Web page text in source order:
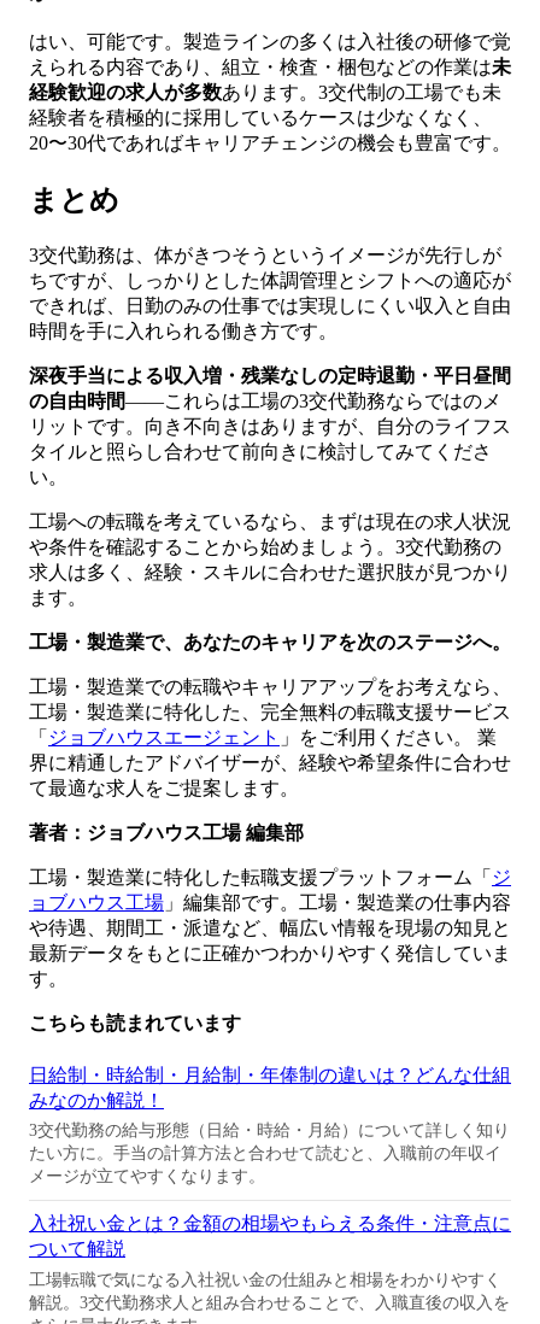
はい、可能です。製造ラインの多くは入社後の研修で覚
えられる内容であり、組立・検査・梱包などの作業は未
経験歓迎の求人が多数あります。3交代制の工場でも未
経験者を積極的に採用しているケースは少なくなく、
20〜30代であればキャリアチェンジの機会も豊富です。
まとめ
3交代勤務は、体がきつそうというイメージが先行しが
ちですが、しっかりとした体調管理とシフトへの適応が
できれば、日勤のみの仕事では実現しにくい収入と自由
時間を手に入れられる働き方です。
深夜手当による収入増・残業なしの定時退勤・平日昼間
の自由時間——これらは工場の3交代勤務ならではのメ
リットです。向き不向きはありますが、自分のライフス
タイルと照らし合わせて前向きに検討してみてくださ
い。
工場への転職を考えているなら、まずは現在の求人状況
や条件を確認することから始めましょう。3交代勤務の
求人は多く、経験・スキルに合わせた選択肢が見つかり
ます。
工場・製造業で、あなたのキャリアを次のステージへ。
工場・製造業での転職やキャリアアップをお考えなら、
工場・製造業に特化した、完全無料の転職支援サービス
「 ジョブハウスエージェント 」をご利用ください。 業
界に精通したアドバイザーが、経験や希望条件に合わせ
て最適な求人をご提案します。
著者：ジョブハウス工場 編集部
工場・製造業に特化した転職支援プラットフォーム「 ジ
ョブハウス工場 」編集部です。工場・製造業の仕事内容
や待遇、期間工・派遣など、幅広い情報を現場の知見と
最新データをもとに正確かつわかりやすく発信していま
す。
こちらも読まれています
日給制・時給制・月給制・年俸制の違いは？どんな仕組
みなのか解説！
3交代勤務の給与形態（日給・時給・月給）について詳しく知り
たい方に。手当の計算方法と合わせて読むと、入職前の年収イ
メージが立てやすくなります。
入社祝い金とは？金額の相場やもらえる条件・注意点に
ついて解説
工場転職で気になる入社祝い金の仕組みと相場をわかりやすく
解説。3交代勤務求人と組み合わせることで、入職直後の収入を